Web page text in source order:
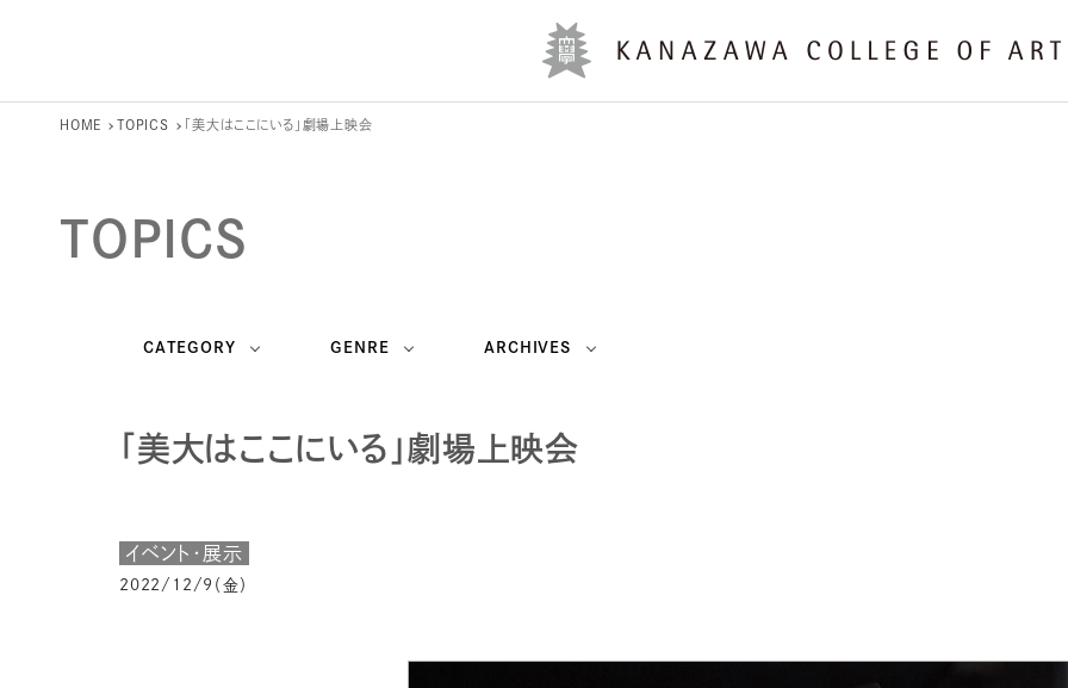
HOME TOPICS 「美大はここにいる」劇場上映会
TOPICS
CATEGORY GENRE ARCHIVES
「美大はここにいる」劇場上映会
イベント・展示
2022/12/9（金）